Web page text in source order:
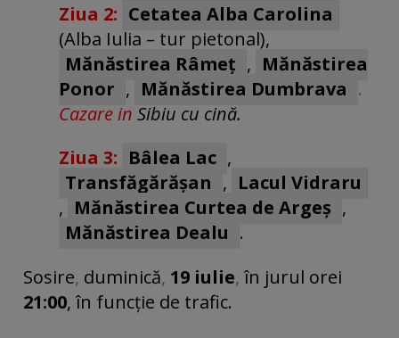
Ziua 2: Cetatea Alba Carolina
(Alba Iulia – tur pietonal),
Mănăstirea Râmeț , Mănăstirea
Ponor , Mănăstirea Dumbrava .
Cazare in Sibiu cu cină.
Ziua 3: Bâlea Lac ,
Transfăgărășan , Lacul Vidraru
, Mănăstirea Curtea de Argeș ,
Mănăstirea Dealu .
Sosire, duminică, 19 iulie, în jurul orei
21:00, în funcție de trafic.